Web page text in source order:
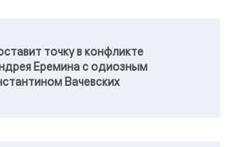
точку в конфликте
Еремина с одиозным
Вачевских